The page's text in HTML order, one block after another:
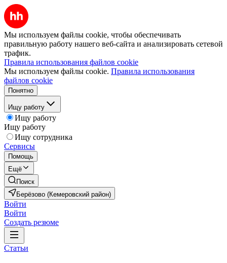
Мы используем файлы cookie, чтобы обеспечивать
правильную работу нашего веб-сайта и анализировать сетевой
трафик.
Правила использования файлов cookie
Мы используем файлы cookie. Правила использования
файлов cookie
Понятно
Ищу работу
Ищу работу
Ищу работу
Ищу сотрудника
Сервисы
Помощь
Ещё
Поиск
Берёзово (Кемеровский район)
Войти
Войти
Создать резюме
Статьи